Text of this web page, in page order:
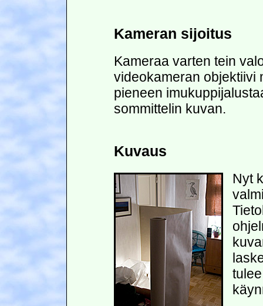
Kameran sijoitus
Kameraa varten tein
videokameran objektiivi
pieneen
sommittelin kuvan.
Kuvaus
Nyt